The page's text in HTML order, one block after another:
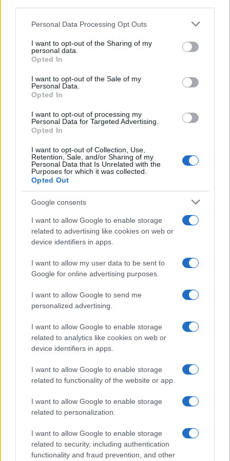
Please note that this website/app uses one or more Google
not limited to your visit or usage behaviour. You may click to
grant or deny consent to Google and its third-party tags to
use your data for below specified purposes in below Google
consent section.
Personal Data Processing Opt Outs
I want to opt-out of the Sharing of my
personal data.
Opted In
I want to opt-out of the Sale of my
Personal Data.
Opted In
I want to opt-out of processing my
Personal Data for Targeted Advertising.
Opted In
I want to opt-out of Collection, Use,
Retention, Sale, and/or Sharing of my
Personal Data that Is Unrelated with the
Purposes for which it was collected.
Opted Out
Google consents
I want to allow Google to enable storage
related to advertising like cookies on web or
device identifiers in apps.
I want to allow my user data to be sent to
Google for online advertising purposes.
I want to allow Google to send me
personalized advertising.
I want to allow Google to enable storage
related to analytics like cookies on web or
device identifiers in apps.
I want to allow Google to enable storage
related to functionality of the website or app.
I want to allow Google to enable storage
related to personalization.
I want to allow Google to enable storage
related to security, including authentication
functionality and fraud prevention, and other
Sceledrus - 1997/98 A hetvenkedő katona
Le Bret - 1997/98 Cyrano de Bergerac
Göndör Sándor - 1998/99 A falu rossza
Roo - 1998/99 A tizenhetedik baba nyara
Monori - 1998/99 Az arany ára
Hektor - 1998/99 Ők tudják mi a szerelem
Dr. Hubert Blorna - 1999/2000 Katharina Blum
Gálfy - 1999/2000 Tizedes meg a többiek
Férfi - 1999/2000 Végállomás
Parris - 2000/2001 A salemi boszorkányok
Lucien Ouvrier - 2000/2001 Fekete Péter
Tornyai - 2000/2001 Tisztújítás
Bacon - 2001/2002 Shakespeare királynője
Čulik - 2001/2002 Agyő, kedvesem!
Anselme - 2001/2002 Fösvény
Bolond - 2002/2003 Lear király
Buga Jóska - 2002/2003 Indul a bakterház
Zsellyey Balogh Ábel - 2002/2003 Úri muri
Polgármester - 2003/2004 Az öreg hölgy látogatása
Sipos - 2003/2004 Üvegcipő
Don Louis - 2003/2004 Don Juan
Gábor főangyal, Agg eretnek, Kepler, Lovel, Tudós -
2004/2005 Az ember tragédiája
Harold Gorringer - 2004/2005 Komédia a sötétben
Lamberto Laudisi - 2004/2005 Így van, ha így tetszik
Anders Lundestad - 2005/2006 A fiatalok szövetsége
Bicke B. László - 2005/2006 A magyar zombi